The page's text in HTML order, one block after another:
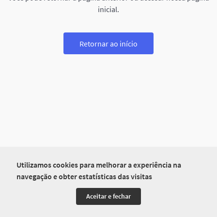
Utilizamos cookies para melhorar a experiência na
navegação e obter estatísticas das visitas
Aceitar e fechar
inicial.
Retornar ao início